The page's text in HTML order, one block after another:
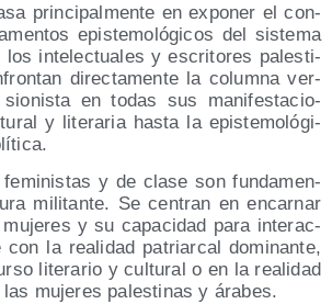
prin­ci­pal­men­te en expo­ner el con­
epis­te­mo­ló­gi­cos del sis­te­ma
los inte­lec­tua­les y escri­to­res pales­ti­
direc­ta­men­te la colum­na ver­
sio­nis­ta en todas sus mani­fes­ta­cio­
y lite­ra­ria has­ta la epis­te­mo­ló­gi­
y de cla­se son fun­da­men­
mili­tan­te. Se cen­tran en encar­nar
y su capa­ci­dad para inter­ac­
con la reali­dad patriar­cal domi­nan­te,
lite­ra­rio y cul­tu­ral o en la reali­dad
muje­res pales­ti­nas y árabes.